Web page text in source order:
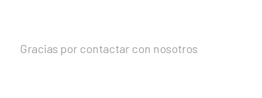
Gracias por contactar con nosotros